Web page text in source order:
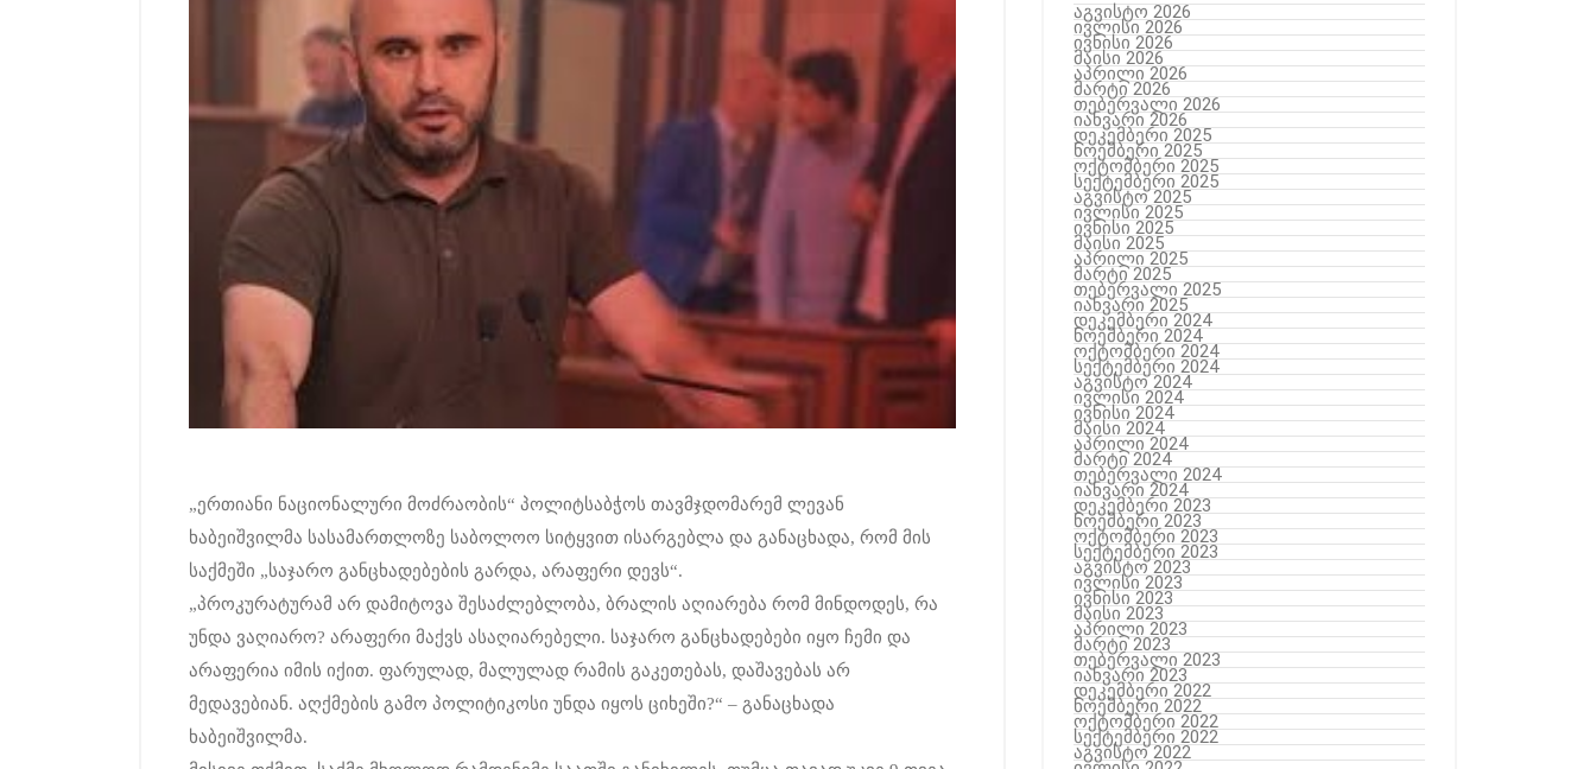
„ერთიანი ნაციონალური მოძრაობის“ პოლიტსაბჭოს თავმჯდომარემ ლევან
ხაბეიშვილმა სასამართლოზე საბოლოო სიტყვით ისარგებლა და განაცხადა, რომ მის
საქმეში „საჯარო განცხადებების გარდა, არაფერი დევს“.
„პროკურატურამ არ დამიტოვა შესაძლებლობა, ბრალის აღიარება რომ მინდოდეს, რა
უნდა ვაღიარო? არაფერი მაქვს ასაღიარებელი. საჯარო განცხადებები იყო ჩემი და
არაფერია იმის იქით. ფარულად, მალულად რამის გაკეთებას, დაშავებას არ
მედავებიან. აღქმების გამო პოლიტიკოსი უნდა იყოს ციხეში?“ – განაცხადა
ხაბეიშვილმა.
აგვისტო 2026
ივლისი 2026
ივნისი 2026
მაისი 2026
აპრილი 2026
მარტი 2026
თებერვალი 2026
იანვარი 2026
დეკემბერი 2025
ნოემბერი 2025
ოქტომბერი 2025
სექტემბერი 2025
აგვისტო 2025
ივლისი 2025
ივნისი 2025
მაისი 2025
აპრილი 2025
მარტი 2025
თებერვალი 2025
იანვარი 2025
დეკემბერი 2024
ნოემბერი 2024
ოქტომბერი 2024
სექტემბერი 2024
აგვისტო 2024
ივლისი 2024
ივნისი 2024
მაისი 2024
აპრილი 2024
მარტი 2024
თებერვალი 2024
იანვარი 2024
დეკემბერი 2023
ნოემბერი 2023
ოქტომბერი 2023
სექტემბერი 2023
აგვისტო 2023
ივლისი 2023
ივნისი 2023
მაისი 2023
აპრილი 2023
მარტი 2023
თებერვალი 2023
იანვარი 2023
დეკემბერი 2022
ნოემბერი 2022
ოქტომბერი 2022
სექტემბერი 2022
აგვისტო 2022